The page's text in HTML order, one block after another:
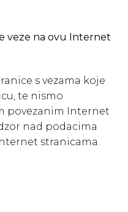
veze na ovu Internet
s vezama koje
te nismo
povezanim Internet
nad podacima
stranicama.